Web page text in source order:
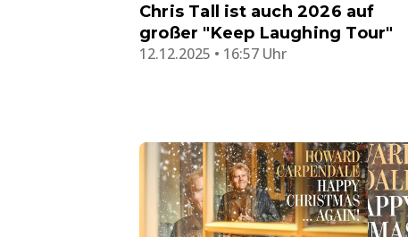
Chris Tall ist auch 2026 auf
großer "Keep Laughing Tour"
12.12.2025 • 16:57 Uhr